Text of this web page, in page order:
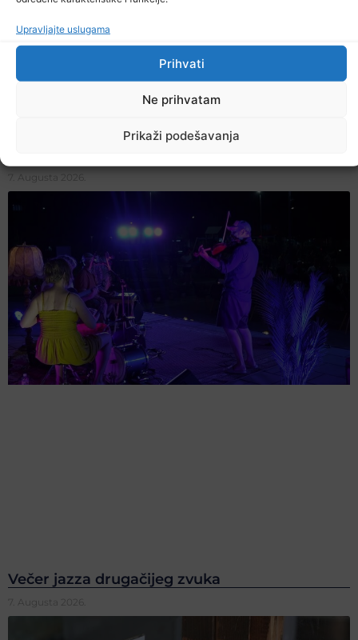
Upravljajte uslugama
Prihvati
Ne prihvatam
Prikaži podešavanja
7. Augusta 2026.
Večer jazza drugačijeg zvuka
7. Augusta 2026.